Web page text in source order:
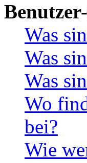
Was
Was
Was
Wo
bei?
Wie